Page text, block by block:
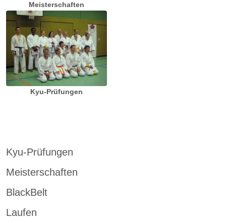
Meisterschaften
Kyu-Prüfungen
Kyu-Prüfungen
Meisterschaften
BlackBelt
Laufen